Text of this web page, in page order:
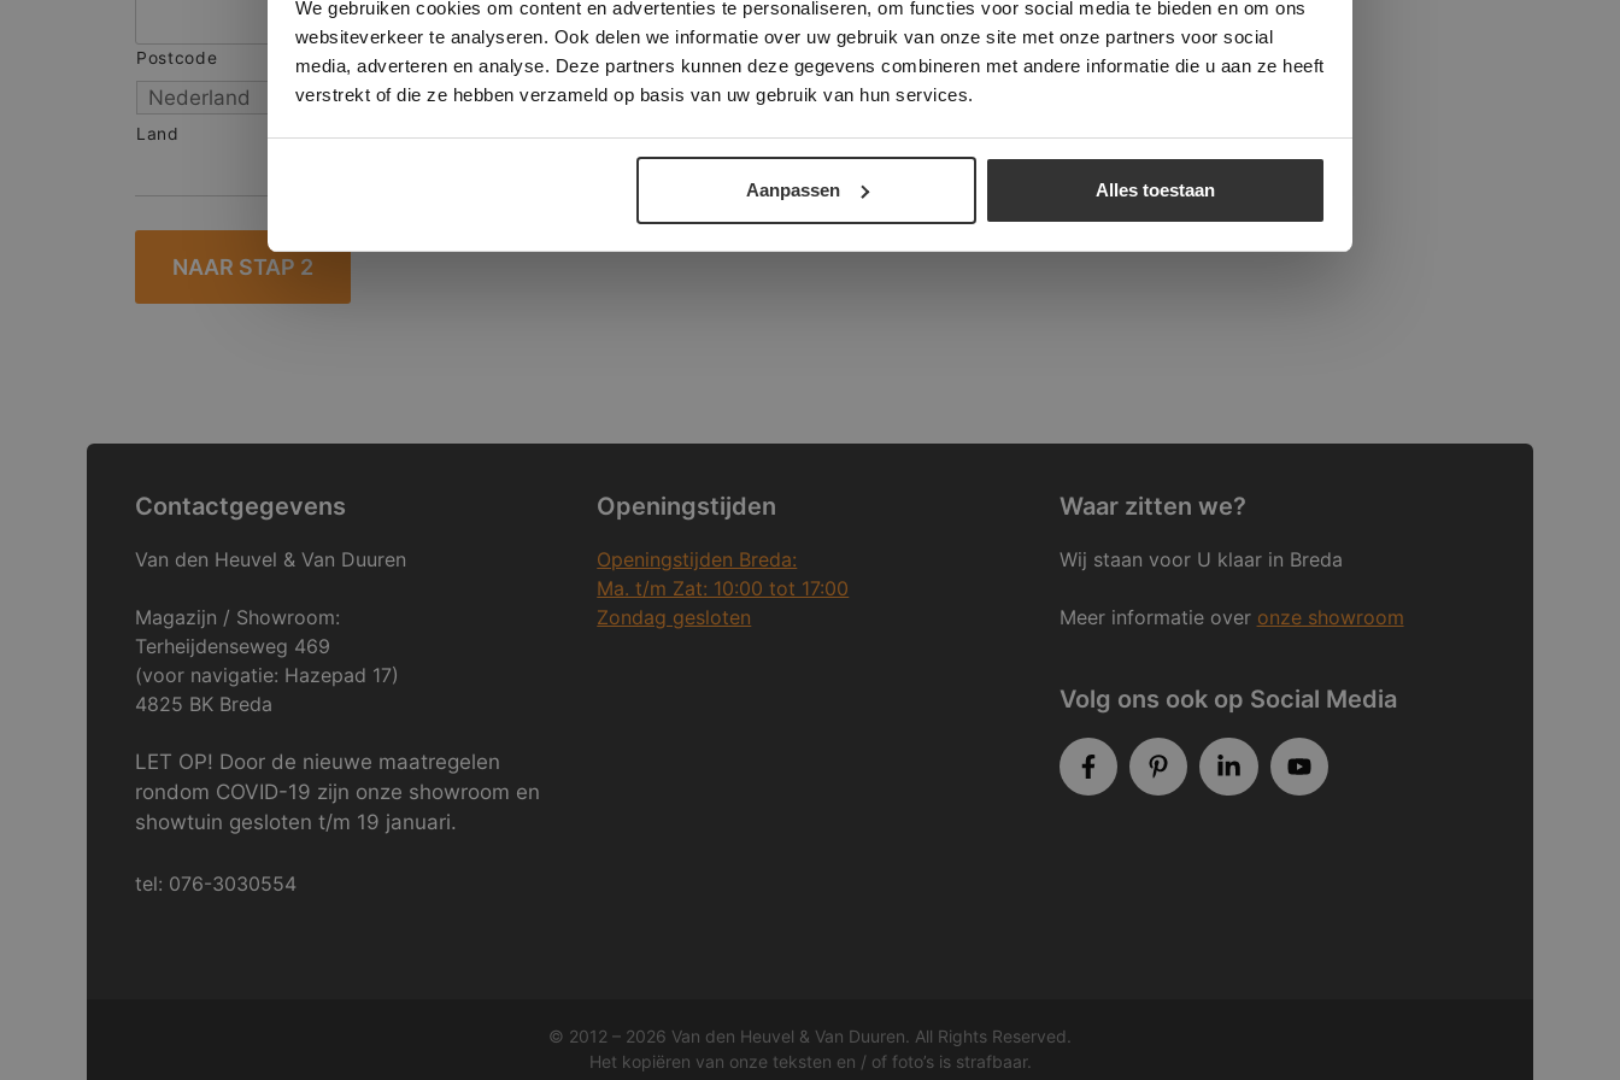
We gebruiken cookies om content en advertenties te personaliseren, om functies voor social media te bieden en om ons
websiteverkeer te analyseren. Ook delen we informatie over uw gebruik van onze site met onze partners voor social
media, adverteren en analyse. Deze partners kunnen deze gegevens combineren met andere informatie die u aan ze heeft
verstrekt of die ze hebben verzameld op basis van uw gebruik van hun services.
Aanpassen Alles toestaan
Postcode Stad
Land
Contactgegevens
Van den Heuvel & Van Duuren
Magazijn / Showroom:
Terheijdenseweg 469
(voor navigatie: Hazepad 17)
4825 BK Breda
LET OP! Door de nieuwe maatregelen
rondom COVID-19 zijn onze showroom en
showtuin gesloten t/m 19 januari.
tel: 076-3030554
Openingstijden
Openingstijden Breda:
Ma. t/m Zat: 10:00 tot 17:00
Zondag gesloten
Waar zitten we?
Wij staan voor U klaar in Breda
Meer informatie over onze showroom
Volg ons ook op Social Media
© 2012 – 2026 Van den Heuvel & Van Duuren. All Rights Reserved.
Het kopiëren van onze teksten en / of foto’s is strafbaar.
verder
ALLES ACCEPTEREN ALLES AFWIJZEN